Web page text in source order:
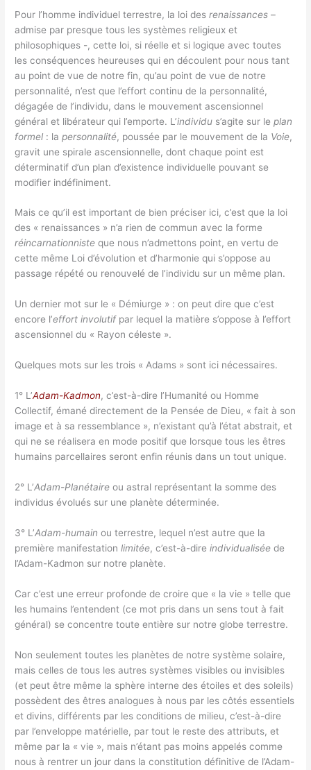
Pour l’homme individuel terrestre, la loi desrenaissances –
admise par presque tous les systèmes religieux et
philosophiques -, cette loi, si réelle et si logique avec toutes
les conséquences heureuses qui en découlent pour nous tant
au point de vue de notre fin, qu’au point de vue de notre
personnalité, n’est que l’effort continu de la personnalité,
dégagée de l’individu, dans le mouvement ascensionnel
général et libérateur qui l’emporte. L’individu s’agite sur leplan
formel : lapersonnalité, poussée par le mouvement de la Voie,
gravit une spirale ascensionnelle, dont chaque point est
déterminatif d’un plan d’existence individuelle pouvant se
modifier indéfiniment.
Mais ce qu’il est important de bien préciser ici, c’est que la loi
des « renaissances » n’a rien de commun avec la forme
réincarnationniste que nous n’admettons point, en vertu de
cette même Loi d’évolution et d’harmonie qui s’oppose au
passage répété ou renouvelé de l’individu sur un même plan.
Un dernier mot sur le « Démiurge » : on peut dire que c’est
encore l’effort involutif par lequel la matière s’oppose à l’effort
ascensionnel du « Rayon céleste ».
Quelques mots sur les trois « Adams » sont ici nécessaires.
1° L’Adam-Kadmon, c’est-à-dire l’Humanité ou Homme
Collectif, émané directement de la Pensée de Dieu, « fait à son
image et à sa ressemblance », n’existant qu’à l’état abstrait, et
qui ne se réalisera en mode positif que lorsque tous les êtres
humains parcellaires seront enfin réunis dans un tout unique.
2° L’Adam-Planétaire ou astral représentant la somme des
individus évolués sur une planète déterminée.
3° L’Adam-humain ou terrestre, lequel n’est autre que la
première manifestationlimitée, c’est-à-direindividualisée de
l’Adam-Kadmon sur notre planète.
Car c’est une erreur profonde de croire que « la vie » telle que
les humains l’entendent (ce mot pris dans un sens tout à fait
général) se concentre toute entière sur notre globe terrestre.
Non seulement toutes les planètes de notre système solaire,
mais celles de tous les autres systèmes visibles ou invisibles
(et peut être même la sphère interne des étoiles et des soleils)
possèdent des êtres analogues à nous par les côtés essentiels
et divins, différents par les conditions de milieu, c’est-à-dire
par l’enveloppe matérielle, par tout le reste des attributs, et
même par la « vie », mais n’étant pas moins appelés comme
nous à rentrer un jour dans la constitution définitive de l’Adam-